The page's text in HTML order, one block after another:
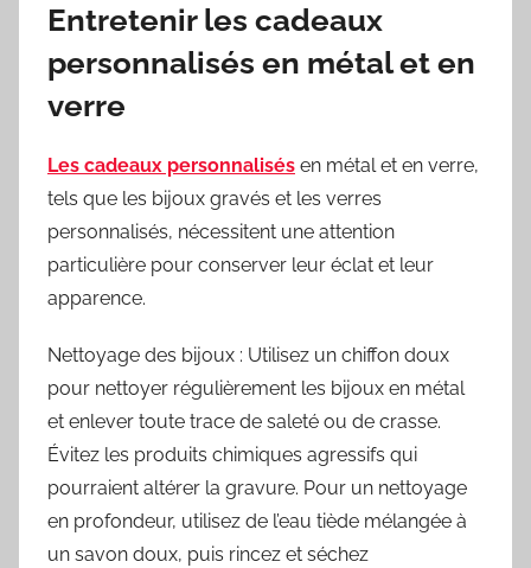
Entretenir les cadeaux
personnalisés en métal et en
verre
Les cadeaux personnalisés en métal et en verre,
tels que les bijoux gravés et les verres
personnalisés, nécessitent une attention
particulière pour conserver leur éclat et leur
apparence.
Nettoyage des bijoux : Utilisez un chiffon doux
pour nettoyer régulièrement les bijoux en métal
et enlever toute trace de saleté ou de crasse.
Évitez les produits chimiques agressifs qui
pourraient altérer la gravure. Pour un nettoyage
en profondeur, utilisez de l’eau tiède mélangée à
un savon doux, puis rincez et séchez